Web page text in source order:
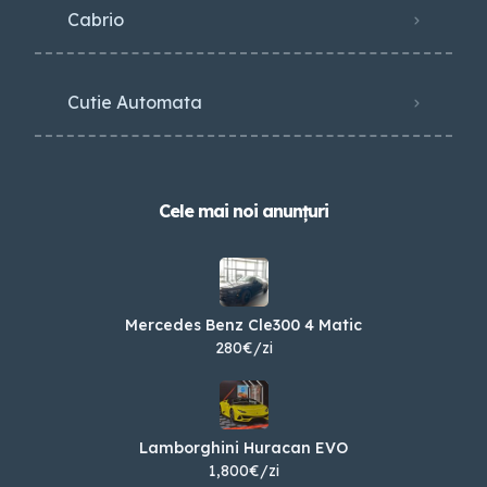
Cabrio
Cutie Automata
Cele mai noi anunțuri
Mercedes Benz Cle300 4 Matic
280€/zi
Lamborghini Huracan EVO
1,800€/zi